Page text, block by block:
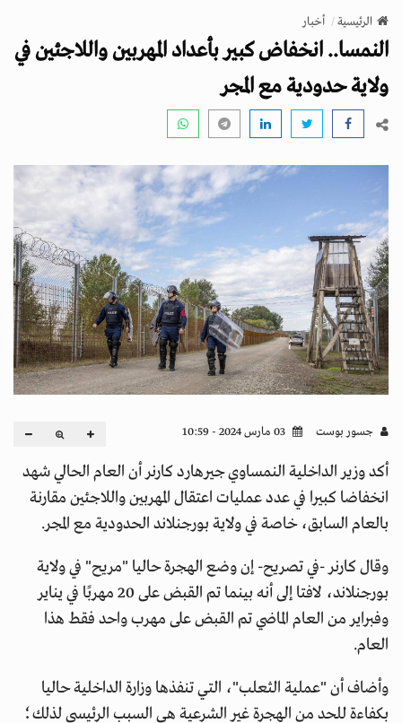
v
g
a
t
n
الرئيسية أخبار
النمسا.. انخفاض كبير بأعداد المهربين واللاجئين في
ولاية حدودية مع المجر
جسور بوست
أكد وزير الداخلية النمساوي جيرهارد كارنر أن العام الحالي شهد
انخفاضا كبيرا في عدد عمليات اعتقال المهربين واللاجئين مقارنة
بالعام السابق، خاصة في ولاية بورجنلاند الحدودية مع المجر.
وقال كارنر -في تصريح- إن وضع الهجرة حاليا "مريح" في ولاية
بورجنلاند، لافتا إلى أنه بينما تم القبض على 20 مهربًا في يناير
وفبراير من العام الماضي تم القبض على مهرب واحد فقط هذا
العام.
وأضاف أن "عملية الثعلب"، التي تنفذها وزارة الداخلية حاليا
بكفاءة للحد من الهجرة غير الشرعية هي السبب الرئيسي لذلك؛